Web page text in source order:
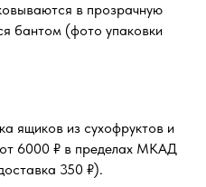
в прозрачную
бантом (фото упаковки
ящиков из сухофруктов и
6000 ₽ в пределах МКАД
350 ₽).